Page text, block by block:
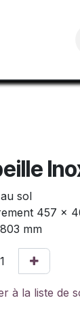
sol
457 x
mm
à la liste de